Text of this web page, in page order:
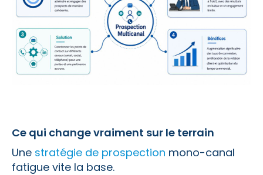
Ce qui change vraiment sur le terrain
Une stratégie de prospection mono-canal
fatigue vite la base.